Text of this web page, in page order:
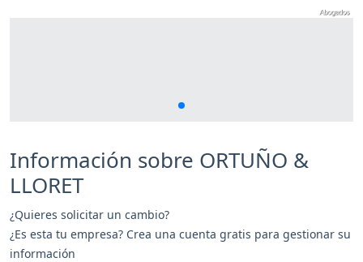
Información sobre ORTUÑO &
LLORET
¿Quieres solicitar un cambio?
¿Es esta tu empresa? Crea una cuenta gratis para gestionar su
información